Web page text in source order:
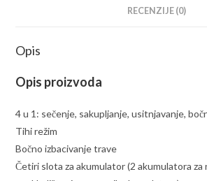
RECENZIJE (0)
Opis
Opis proizvoda
4 u 1: sečenje, sakupljanje, usitnjavanje,
Tihi režim
Bočno izbacivanje trave
Četiri slota za akumulator (2 akumulatora za